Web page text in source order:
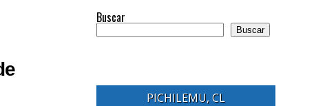
Buscar
Buscar
PICHILEMU, CL